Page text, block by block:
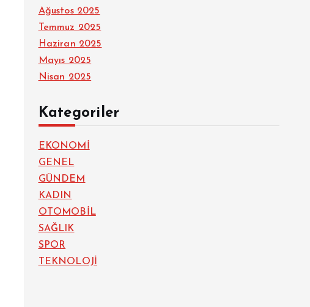
Ağustos 2025
Temmuz 2025
Haziran 2025
Mayıs 2025
Nisan 2025
Kategoriler
EKONOMİ
GENEL
GÜNDEM
KADIN
OTOMOBİL
SAĞLIK
SPOR
TEKNOLOJİ